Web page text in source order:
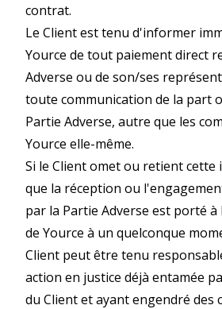
contrat.
Le Client est tenu d'informer
Yource de tout paiement direct
Adverse ou de son/ses
toute communication de la part
Partie Adverse, autre que les
Yource elle-même.
Si le Client omet ou retient
que la réception ou
par la Partie Adverse est porté à
de Yource à un quelconque
Client peut être tenu
action en justice déjà entamée
du Client et ayant engendré des